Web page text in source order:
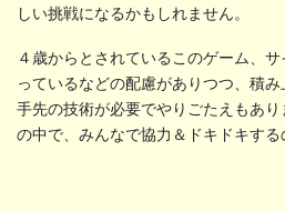
しい挑戦になるかもしれません。
４歳からとされているこのゲーム、
っているなどの配慮がありつつ、積み
手先の技術が必要でやりごたえもあ
の中で、みんなで協力＆ドキドキする